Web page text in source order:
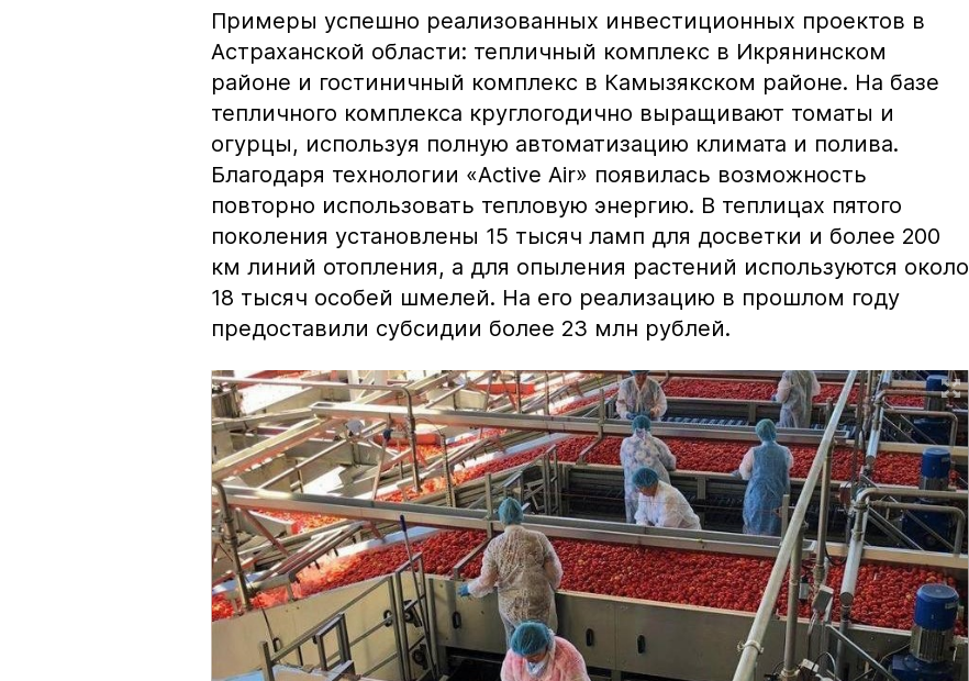
Примеры успешно реализованных инвестиционных проектов в
Астраханской области: тепличный комплекс в Икрянинском
районе и гостиничный комплекс в Камызякском районе. На базе
тепличного комплекса круглогодично выращивают томаты и
огурцы, используя полную автоматизацию климата и полива.
Благодаря технологии «Active Air» появилась возможность
повторно использовать тепловую энергию. В теплицах пятого
поколения установлены 15 тысяч ламп для досветки и более 200
км линий отопления, а для опыления растений используются около
18 тысяч особей шмелей. На его реализацию в прошлом году
предоставили субсидии более 23 млн рублей.